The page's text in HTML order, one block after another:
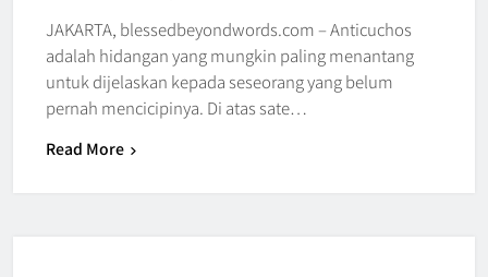
JAKARTA, blessedbeyondwords.com – Anticuchos
adalah hidangan yang mungkin paling menantang
untuk dijelaskan kepada seseorang yang belum
pernah mencicipinya. Di atas sate…
Read More